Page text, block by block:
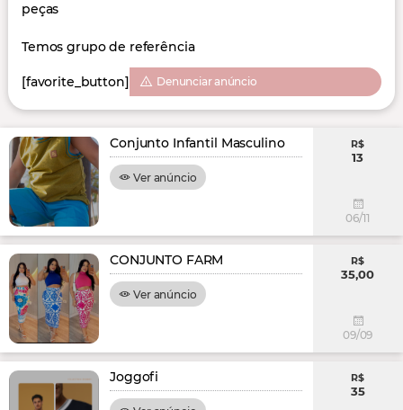
peças
Temos grupo de referência
[favorite_button] Denunciar anúncio
Conjunto Infantil Masculino
Ver anúncio
R$
13
06/11
CONJUNTO FARM
Ver anúncio
R$
35,00
09/09
Joggofi R$
35